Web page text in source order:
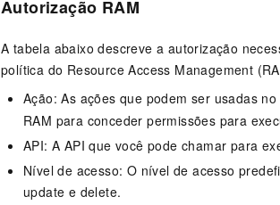
Autorização RAM
A tabela abaixo descreve a autorização
política do Resource Access Management
Ação: As ações que podem ser usadas no
RAM para conceder permissões para
API: A API que você pode chamar para
Nível de acesso: O nível de acesso
update e delete.